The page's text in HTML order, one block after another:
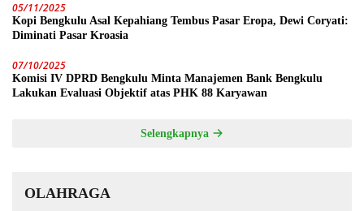
05/11/2025
Kopi Bengkulu Asal Kepahiang Tembus Pasar Eropa, Dewi Coryati:
Diminati Pasar Kroasia
07/10/2025
Komisi IV DPRD Bengkulu Minta Manajemen Bank Bengkulu
Lakukan Evaluasi Objektif atas PHK 88 Karyawan
Selengkapnya
OLAHRAGA